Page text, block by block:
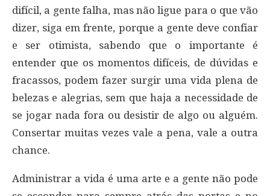
difícil, a gente falha, mas não ligue para o que vão
dizer, siga em frente, porque a gente deve confiar
e ser otimista, sabendo que o importante é
entender que os momentos difíceis, de dúvidas e
fracassos, podem fazer surgir uma vida plena de
belezas e alegrias, sem que haja a necessidade de
se jogar nada fora ou desistir de algo ou alguém.
Consertar muitas vezes vale a pena, vale a outra
chance.
Administrar a vida é uma arte e a gente não pode